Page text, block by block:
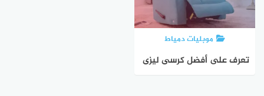
موبليات دمياط
تعرف على أفضل كرسى ليزى